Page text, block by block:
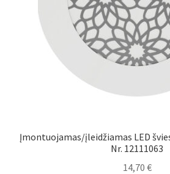
Įmontuojamas/įleidžiamas LED
Nr. 12111063
14,70 €